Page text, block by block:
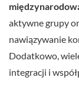
aktywne grupy
nawiązywanie
Dodatkowo,
integracji i